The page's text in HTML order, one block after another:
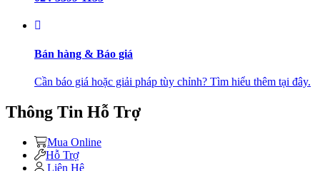
Bán hàng & Báo giá
Cần báo giá hoặc giải pháp tùy chỉnh? Tìm hiểu thêm tại đây.
Thông Tin Hỗ Trợ
Mua Online
Hỗ Trợ
Liên Hệ